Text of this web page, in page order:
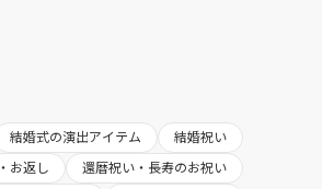
結婚式の演出アイテム
結婚祝い
お返し
還暦祝い・長寿のお祝い